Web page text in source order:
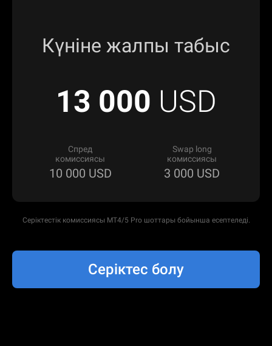
Күніне жалпы табыс
13 000 USD
Спред
комиссиясы
10 000 USD
Swap long
комиссиясы
3 000 USD
Серіктестік комиссиясы MT4/5 Pro шоттары бойынша есептеледі.
Серіктес болу